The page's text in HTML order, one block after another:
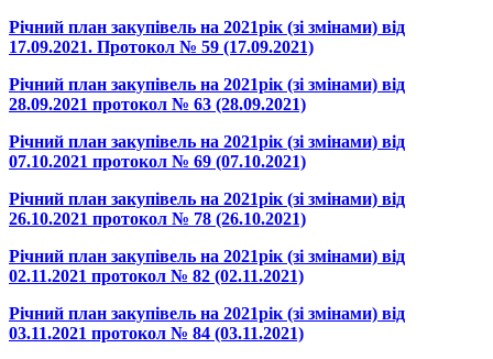
Річний план закупівель на 2021рік (зі змінами) від
17.09.2021. Протокол № 59 (17.09.2021)
Річний план закупівель на 2021рік (зі змінами) від
28.09.2021 протокол № 63 (28.09.2021)
Річний план закупівель на 2021рік (зі змінами) від
07.10.2021 протокол № 69 (07.10.2021)
Річний план закупівель на 2021рік (зі змінами) від
26.10.2021 протокол № 78 (26.10.2021)
Річний план закупівель на 2021рік (зі змінами) від
02.11.2021 протокол № 82 (02.11.2021)
Річний план закупівель на 2021рік (зі змінами) від
03.11.2021 протокол № 84 (03.11.2021)